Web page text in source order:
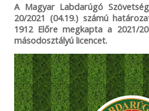
A Magyar Labdarúgó
20/2021 (04.19.) számú
1912 Előre megkapta a 2021/
másodosztályú licencet.